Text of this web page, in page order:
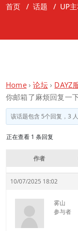
首页 / 话题 / UP
Home › 论坛 › DAYZ
你邮箱了麻烦回复一
该话题包含 5个回复，3
正在查看 1 条回复
作者
10/07/2025 18:02
雾山
参与者